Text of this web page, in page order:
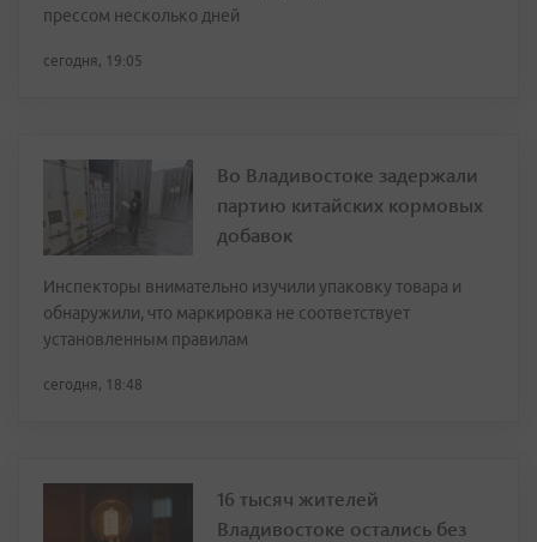
прессом несколько дней
сегодня, 19:05
Во Владивостоке задержали
партию китайских кормовых
добавок
Инспекторы внимательно изучили упаковку товара и
обнаружили, что маркировка не соответствует
установленным правилам
сегодня, 18:48
16 тысяч жителей
Владивостоке остались без